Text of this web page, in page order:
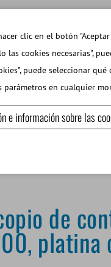
MATERIALES DE
de
platina
clic en el botón
las cookies necesarias",
puede seleccionar qué
parámetros en cualquier
e información sobre las